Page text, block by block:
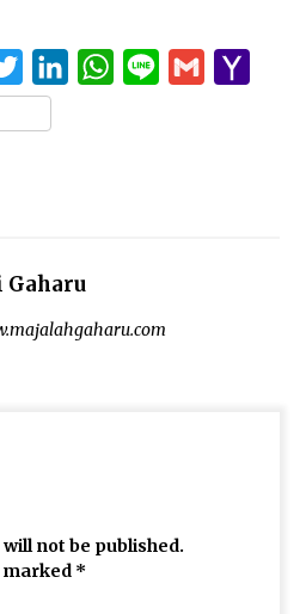
TwitterLinkedInWhatsApp
Line Gmail
Gaharu
not be published.
marked *